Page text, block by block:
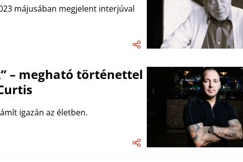
májusában megjelent interjúval
– megható történettel
igazán az életben.